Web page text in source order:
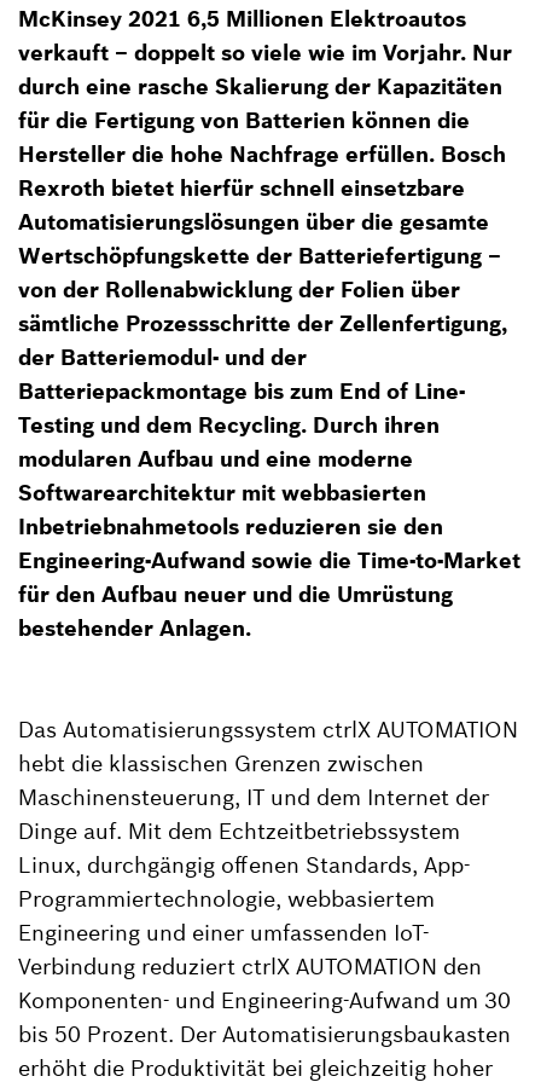
McKinsey 2021 6,5 Millionen Elektroautos
verkauft – doppelt so viele wie im Vorjahr. Nur
durch eine rasche Skalierung der Kapazitäten
für die Fertigung von Batterien können die
Hersteller die hohe Nachfrage erfüllen. Bosch
Rexroth bietet hierfür schnell einsetzbare
Automatisierungslösungen über die gesamte
Wertschöpfungskette der Batteriefertigung –
von der Rollenabwicklung der Folien über
sämtliche Prozessschritte der Zellenfertigung,
der Batteriemodul- und der
Batteriepackmontage bis zum End of Line-
Testing und dem Recycling. Durch ihren
modularen Aufbau und eine moderne
Softwarearchitektur mit webbasierten
Inbetriebnahmetools reduzieren sie den
Engineering-Aufwand sowie die Time-to-Market
für den Aufbau neuer und die Umrüstung
bestehender Anlagen.
Das Automatisierungssystem ctrlX AUTOMATION
hebt die klassischen Grenzen zwischen
Maschinensteuerung, IT und dem Internet der
Dinge auf. Mit dem Echtzeitbetriebssystem
Linux, durchgängig offenen Standards, App-
Programmiertechnologie, webbasiertem
Engineering und einer umfassenden IoT-
Verbindung reduziert ctrlX AUTOMATION den
Komponenten- und Engineering-Aufwand um 30
bis 50 Prozent. Der Automatisierungsbaukasten
erhöht die Produktivität bei gleichzeitig hoher